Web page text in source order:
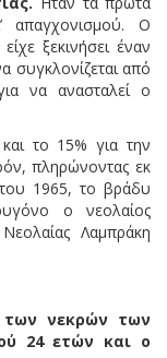
απαγχονισμού. Ο
ξεκινήσει έναν
συγκλονίζεται από
να ανασταλεί ο
το 15% για την
πληρώνοντας εκ
1965, το βράδυ
ο νεολαίος
Λαμπράκη
των νεκρών των
24 ετών και ο